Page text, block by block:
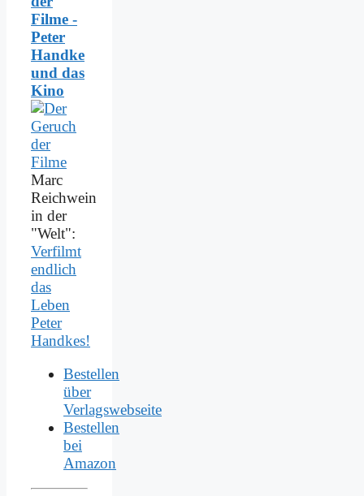
Filme -
Peter
Handke
und das
Kino
Marc
Reichwein
in der
"Welt":
Verfilmt
endlich
das
Leben
Peter
Handkes!
Bestellen
über
Verlagswebseite
Bestellen
bei
Amazon